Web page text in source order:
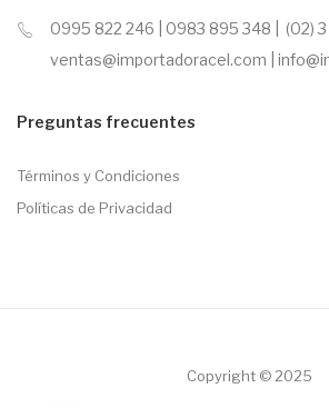
0995 822 246 | 0983 895 348 | (02)
ventas@importadoracel.com |
Preguntas frecuentes
Términos y Condiciones
Políticas de Privacidad
Copyright © 2025